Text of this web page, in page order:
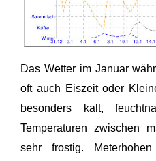
Das Wetter im Januar
oft auch Eiszeit oder
besonders kalt,
Temperaturen zwischen
sehr frostig.